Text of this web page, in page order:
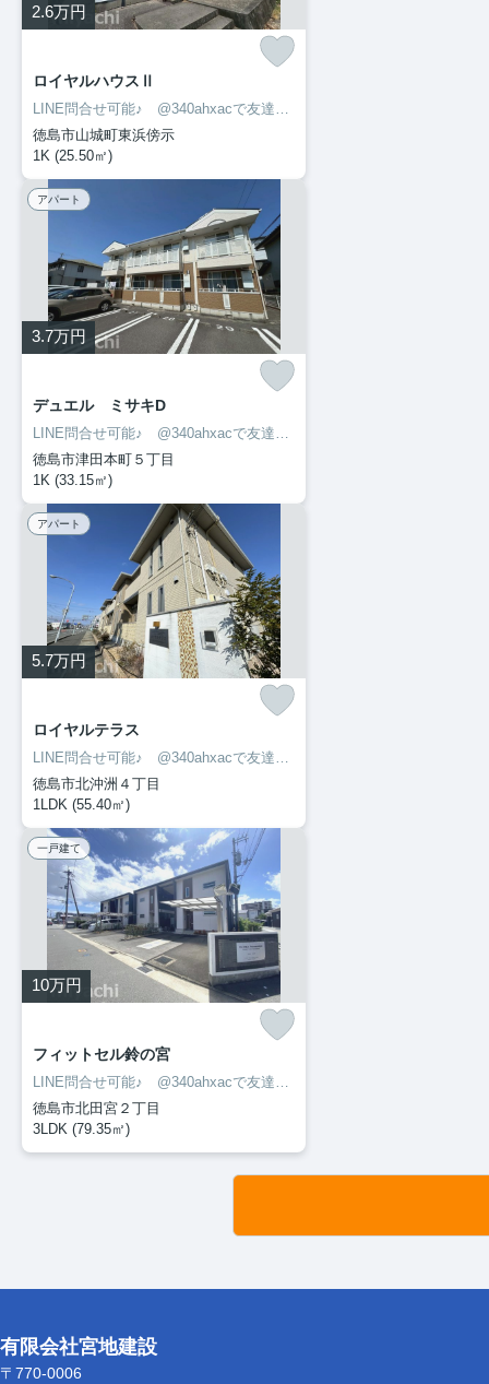
2.6万円
ロイヤルハウスⅡ
LINE問合せ可能♪ @340ahxacで友達検索して下さい
徳島市山城町東浜傍示
1K (25.50㎡)
アパート
3.7万円
デュエル ミサキD
LINE問合せ可能♪ @340ahxacで友達検索して下さい
徳島市津田本町５丁目
1K (33.15㎡)
アパート
5.7万円
ロイヤルテラス
LINE問合せ可能♪ @340ahxacで友達検索して下さい
徳島市北沖洲４丁目
1LDK (55.40㎡)
一戸建て
10万円
フィットセル鈴の宮
LINE問合せ可能♪ @340ahxacで友達検索して下さい
徳島市北田宮２丁目
3LDK (79.35㎡)
有限会社宮地建設
〒770-0006